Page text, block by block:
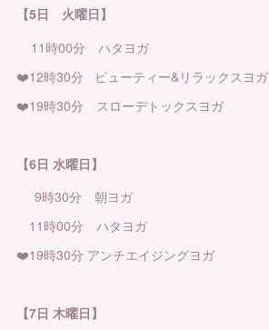
【5日 火曜日】
11時00分 ハタヨガ
❤️12時30分 ビューティー&リラックスヨガ
❤️19時30分 スローデトックスヨガ
【6日 水曜日】
9時30分 朝ヨガ
11時00分 ハタヨガ
❤️19時30分 アンチエイジングヨガ
【7日 木曜日】